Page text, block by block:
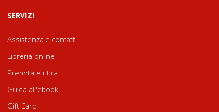
SERVIZI
Assistenza e contatti
Libreria online
Prenota e ritira
Guida all'ebook
Gift Card